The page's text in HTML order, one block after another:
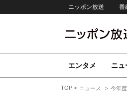
ニッポン放送 番
エンタメ ニュ
TOP ニュース 今年